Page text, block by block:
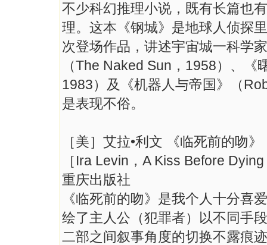
不少科幻推理小说，既有长篇也
理。这本《钢城》是地球人侦探
次登场作品，讲述宇宙城一科学
（The Naked Sun，1958）、
1983）及《机器人与帝国》（
是表现不俗。
［美］艾拉•利文 《临死前的吻》
［Ira Levin，A Kiss Before
重庆出版社
《临死前的吻》是我个人十分喜
绘了主人公（犯罪者）以不同手
二部之间叙事角度的切换不露痕